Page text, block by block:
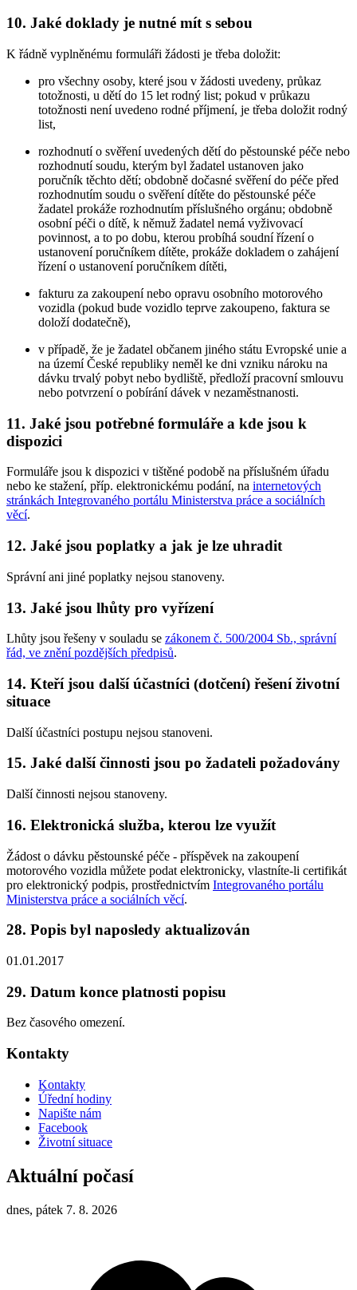
10. Jaké doklady je nutné mít s sebou
K řádně vyplněnému formuláři žádosti je třeba doložit:
pro všechny osoby, které jsou v žádosti uvedeny, průkaz
totožnosti, u dětí do 15 let rodný list; pokud v průkazu
totožnosti není uvedeno rodné příjmení, je třeba doložit rodný
list,
rozhodnutí o svěření uvedených dětí do pěstounské péče nebo
rozhodnutí soudu, kterým byl žadatel ustanoven jako
poručník těchto dětí; obdobně dočasné svěření do péče před
rozhodnutím soudu o svěření dítěte do pěstounské péče
žadatel prokáže rozhodnutím příslušného orgánu; obdobně
osobní péči o dítě, k němuž žadatel nemá vyživovací
povinnost, a to po dobu, kterou probíhá soudní řízení o
ustanovení poručníkem dítěte, prokáže dokladem o zahájení
řízení o ustanovení poručníkem dítěti,
fakturu za zakoupení nebo opravu osobního motorového
vozidla (pokud bude vozidlo teprve zakoupeno, faktura se
doloží dodatečně),
v případě, že je žadatel občanem jiného státu Evropské unie a
na území České republiky neměl ke dni vzniku nároku na
dávku trvalý pobyt nebo bydliště, předloží pracovní smlouvu
nebo potvrzení o pobírání dávek v nezaměstnanosti.
11. Jaké jsou potřebné formuláře a kde jsou k
dispozici
Formuláře jsou k dispozici v tištěné podobě na příslušném úřadu
nebo ke stažení, příp. elektronickému podání, na internetových
stránkách Integrovaného portálu Ministerstva práce a sociálních
věcí.
12. Jaké jsou poplatky a jak je lze uhradit
Správní ani jiné poplatky nejsou stanoveny.
13. Jaké jsou lhůty pro vyřízení
Lhůty jsou řešeny v souladu se zákonem č. 500/2004 Sb., správní
řád, ve znění pozdějších předpisů.
14. Kteří jsou další účastníci (dotčení) řešení životní
situace
Další účastníci postupu nejsou stanoveni.
15. Jaké další činnosti jsou po žadateli požadovány
Další činnosti nejsou stanoveny.
16. Elektronická služba, kterou lze využít
Žádost o dávku pěstounské péče - příspěvek na zakoupení
motorového vozidla můžete podat elektronicky, vlastníte-li certifikát
pro elektronický podpis, prostřednictvím Integrovaného portálu
Ministerstva práce a sociálních věcí.
28. Popis byl naposledy aktualizován
01.01.2017
29. Datum konce platnosti popisu
Bez časového omezení.
Kontakty
Kontakty
Úřední hodiny
Napište nám
Facebook
Životní situace
Aktuální počasí
dnes, pátek 7. 8. 2026